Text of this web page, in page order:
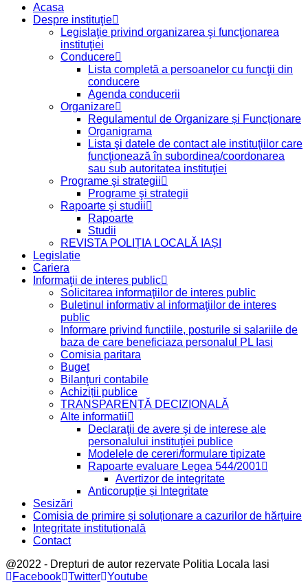
Acasa
Despre instituţie
Legislaţie privind organizarea şi funcţionarea
instituţiei
Conducere
Lista completă a persoanelor cu funcţii din
conducere
Agenda conducerii
Organizare
Regulamentul de Organizare și Funcționare
Organigrama
Lista şi datele de contact ale instituţiilor care
funcţionează în subordinea/coordonarea
sau sub autoritatea instituţiei
Programe şi strategii
Programe şi strategii
Rapoarte şi studii
Rapoarte
Studii
REVISTA POLIȚIA LOCALĂ IAȘI
Legislație
Cariera
Informaţii de interes public
Solicitarea informaţiilor de interes public
Buletinul informativ al informaţiilor de interes
public
Informare privind functiile, posturile si salariile de
baza de care beneficiaza personalul PL Iasi
Comisia paritara
Buget
Bilanţuri contabile
Achiziții publice
TRANSPARENȚĂ DECIZIONALĂ
Alte informatii
Declaraţii de avere şi de interese ale
personalului instituţiei publice
Modelele de cereri/formulare tipizate
Rapoarte evaluare Legea 544/2001
Avertizor de integritate
Anticorupție și Integritate
Sesizări
Comisia de primire și soluționare a cazurilor de hărțuire
Integritate instituțională
Contact
@2022 - Drepturi de autor rezervate Politia Locala Iasi
Facebook Twitter Youtube